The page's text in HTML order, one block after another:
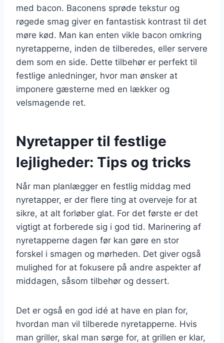
med bacon. Baconens sprøde tekstur og
røgede smag giver en fantastisk kontrast til det
møre kød. Man kan enten vikle bacon omkring
nyretapperne, inden de tilberedes, eller servere
dem som en side. Dette tilbehør er perfekt til
festlige anledninger, hvor man ønsker at
imponere gæsterne med en lækker og
velsmagende ret.
Nyretapper til festlige
lejligheder: Tips og tricks
Når man planlægger en festlig middag med
nyretapper, er der flere ting at overveje for at
sikre, at alt forløber glat. For det første er det
vigtigt at forberede sig i god tid. Marinering af
nyretapperne dagen før kan gøre en stor
forskel i smagen og mørheden. Det giver også
mulighed for at fokusere på andre aspekter af
middagen, såsom tilbehør og dessert.
Det er også en god idé at have en plan for,
hvordan man vil tilberede nyretapperne. Hvis
man griller, skal man sørge for, at grillen er klar,